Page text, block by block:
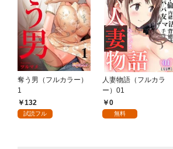
奪う男（フルカラー）
1
132
試読フル
人妻物語（フルカラ
ー）01
0
無料